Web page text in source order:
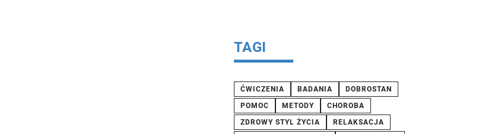
TAGI
ĆWICZENIA BADANIA
DOBROSTAN
POMOC
METODY
CHOROBA
ZDROWY STYL ŻYCIA
RELAKSACJA